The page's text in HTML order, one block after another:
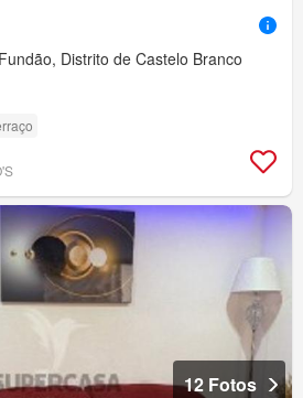
Distrito de Castelo Branco
12 Fotos